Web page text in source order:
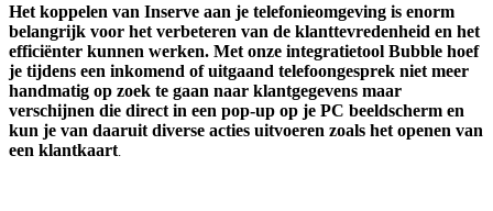
Het koppelen van Inserve aan je telefonieomgeving is enorm
belangrijk voor het verbeteren van de klanttevredenheid en het
efficiënter kunnen werken. Met onze integratietool Bubble hoef
je tijdens een inkomend of uitgaand telefoongesprek niet meer
handmatig op zoek te gaan naar klantgegevens maar
verschijnen die direct in een pop-up op je PC beeldscherm en
kun je van daaruit diverse acties uitvoeren zoals het openen van
een klantkaart